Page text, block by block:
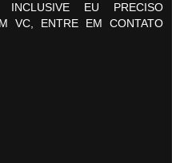
INCLUSIVE EU PRECISO
VC, ENTRE EM CONTATO